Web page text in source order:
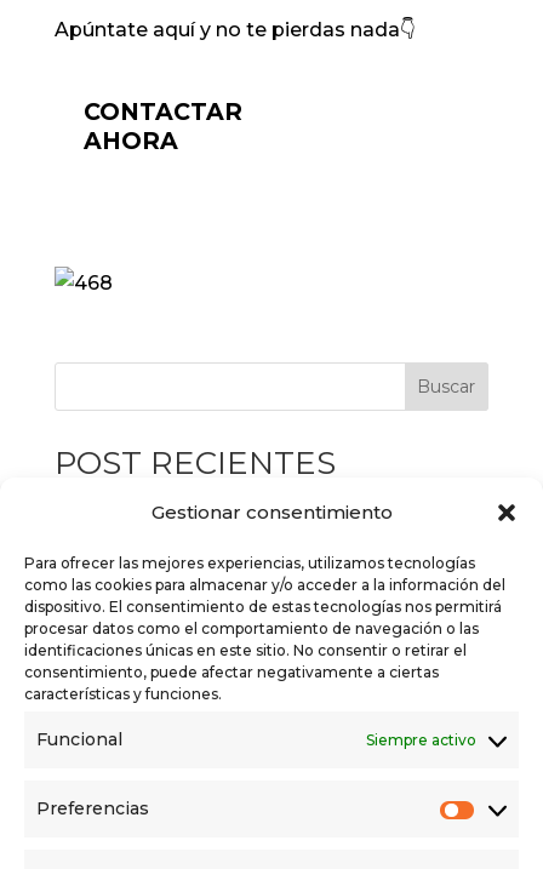
Gestionar consentimiento
Para ofrecer las mejores experiencias, utilizamos tecnologías
como las cookies para almacenar y/o acceder a la información del
dispositivo. El consentimiento de estas tecnologías nos permitirá
procesar datos como el comportamiento de navegación o las
identificaciones únicas en este sitio. No consentir o retirar el
consentimiento, puede afectar negativamente a ciertas
características y funciones.
Funcional Siempre activo
Preferencias
Apúntate aquí y no te pierdas nada👇
CONTACTAR
AHORA
Buscar
POST RECIENTES
Campaña de la Renta 2026: Este año, nos
EL REGISTRO DE LA PROPIEDAD: QUÉ ES Y
QUÉ HACE EL REGISTRADOR
EL REGISTRO DE LA PROPIEDAD: QUÉ ES Y
QUÉ HACE EL REGISTRADOR
El papel del notario en las ventas
Por qué es fundamental tener tu Certificado